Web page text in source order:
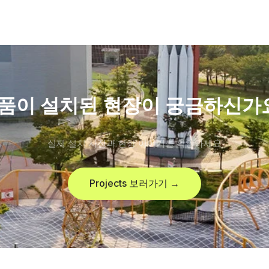
이 설치된 현장이 궁금하신가
실제 설치 사진과 현장 이야기를 확인하세요
Projects 보러가기 →